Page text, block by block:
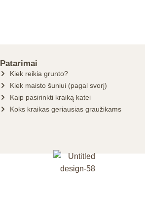
Patarimai
Kiek reikia grunto?
Kiek maisto šuniui (pagal svorį)
Kaip pasirinkti kraiką katei
Koks kraikas geriausias graužikams